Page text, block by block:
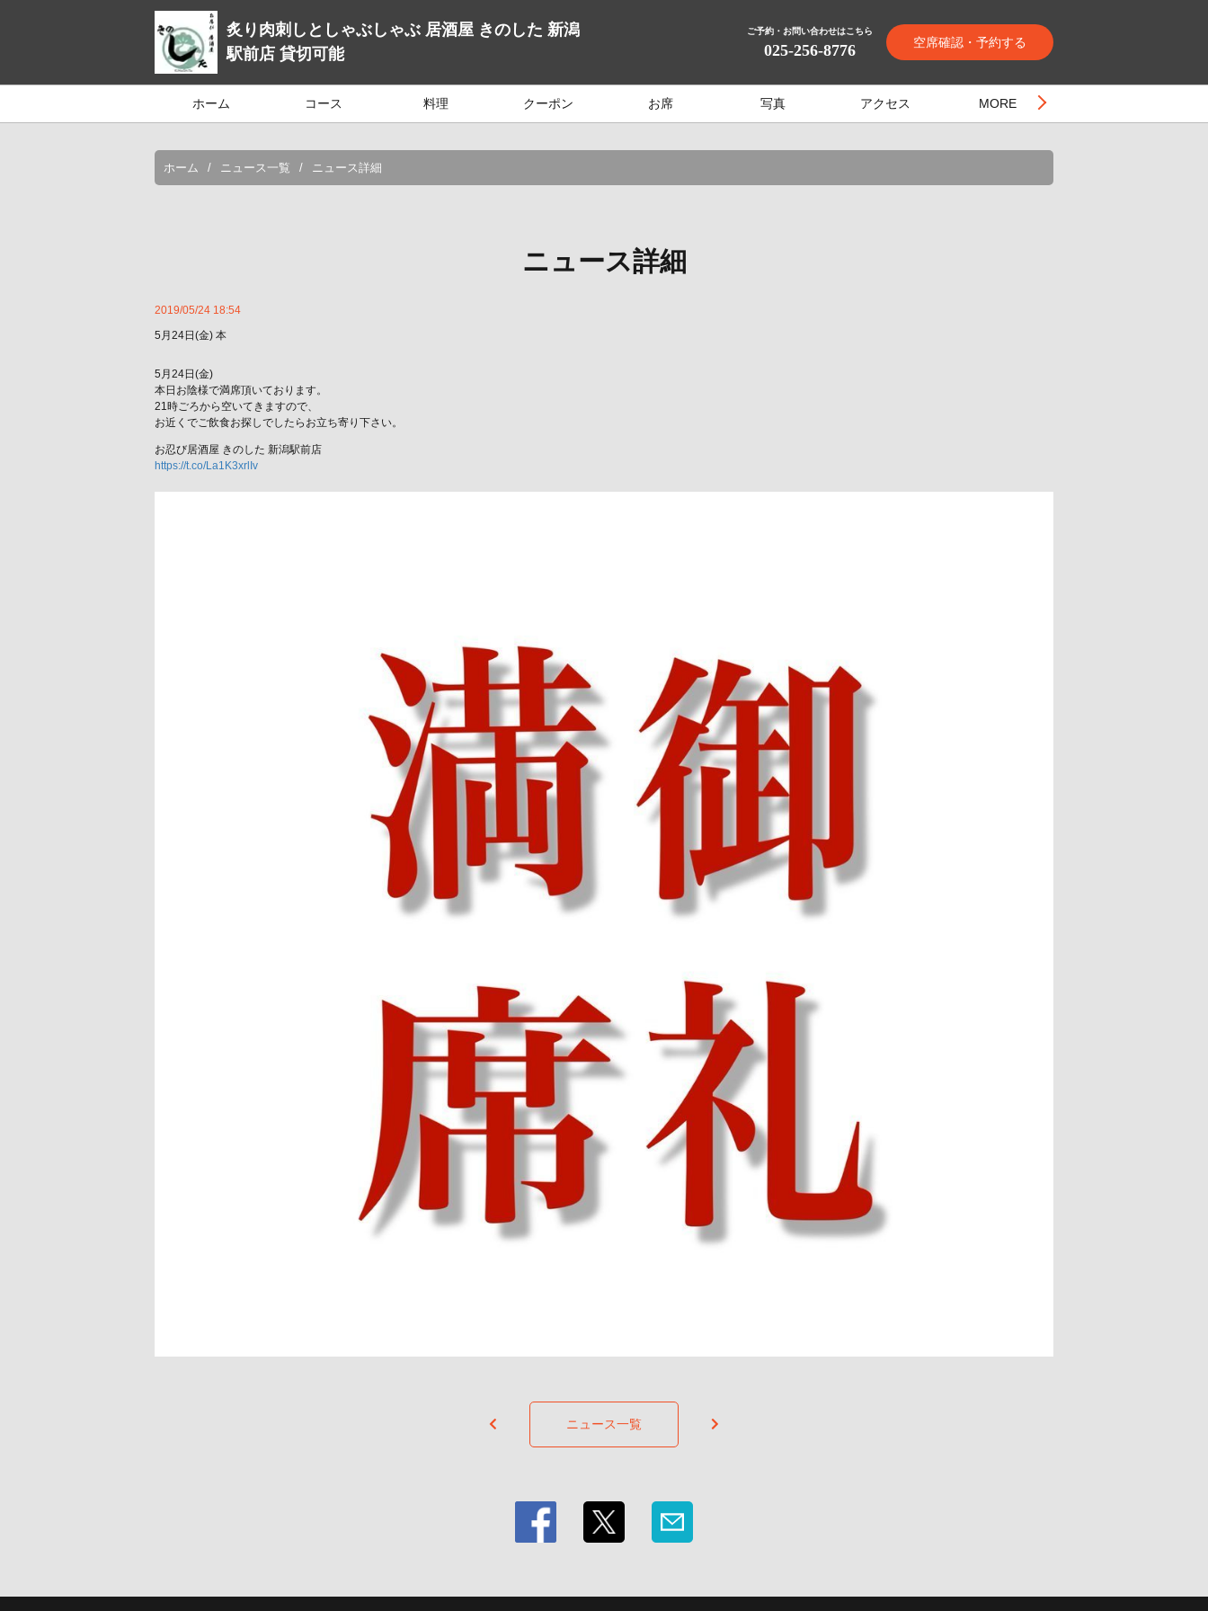
炙り肉刺しとしゃぶしゃぶ 居酒屋 きのした 新潟
駅前店 貸切可能
ご予約・お問い合わせはこちら
025-256-8776 空席確認・予約する
ホーム コース 料理 クーポン お席 写真 アクセス MORE
ホーム ニュース一覧 ニュース詳細
ニュース詳細
2019/05/24 18:54
5月24日(金) 本
5月24日(金)
本日お陰様で満席頂いております。
21時ごろから空いてきますので、
お近くでご飲食お探しでしたらお立ち寄り下さい。
お忍び居酒屋 きのした 新潟駅前店
https://t.co/La1K3xrlIv
ニュース一覧